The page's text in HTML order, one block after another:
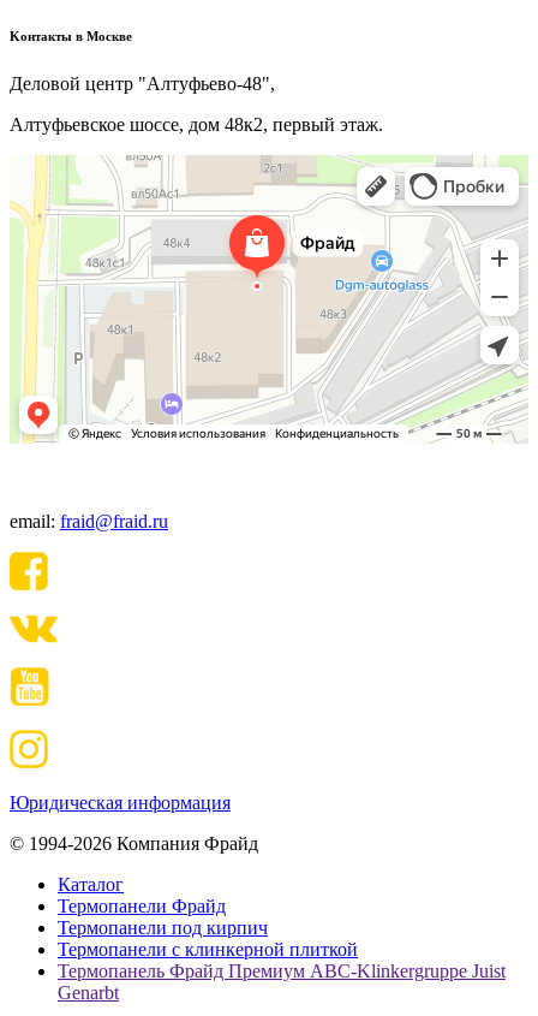
Kонтакты в Москве
Деловой центр "Алтуфьево-48",
Алтуфьевское шоссе, дом 48к2, первый этаж.
email: fraid@fraid.ru
Юридическая информация
© 1994-2026 Компания Фрайд
Каталог
Термопанели Фрайд
Термопанели под кирпич
Термопанели с клинкерной плиткой
Термопанель Фрайд Премиум ABC-Klinkergruppe Juist
Genarbt